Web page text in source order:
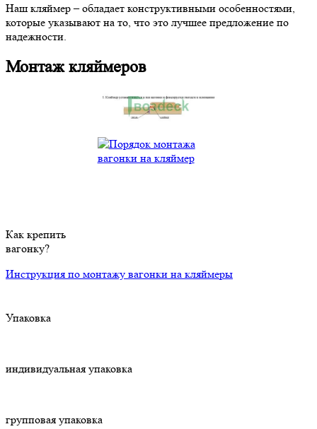
Наш кляймер – обладает конструктивными особенностями,
которые указывают на то, что это лучшее предложение по
надежности.
Монтаж кляймеров
Как крепить
вагонку?
Инструкция по монтажу вагонки на кляймеры
Упаковка
индивидуальная упаковка
групповая упаковка